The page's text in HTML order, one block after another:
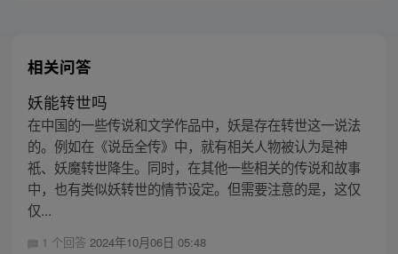
相关问答
妖能转世吗
在中国的一些传说和文学作品中，妖是存在转世这一说法
的。例如在《说岳全传》中，就有相关人物被认为是神
祇、妖魔转世降生。同时，在其他一些相关的传说和故事
中，也有类似妖转世的情节设定。但需要注意的是，这仅
仅...
1 个回答 2024年10月06日 05:48